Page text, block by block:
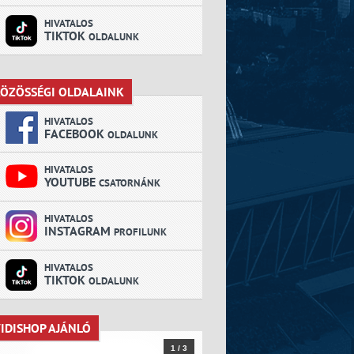
HIVATALOS
TIKTOK OLDALUNK
OLDALAINK
OLDALAINK
HIVATALOS
FACEBOOK OLDALUNK
HIVATALOS
YOUTUBE CSATORNÁNK
HIVATALOS
INSTAGRAM PROFILUNK
HIVATALOS
TIKTOK OLDALUNK
AJÁNLÓ
AJÁNLÓ
1 / 3